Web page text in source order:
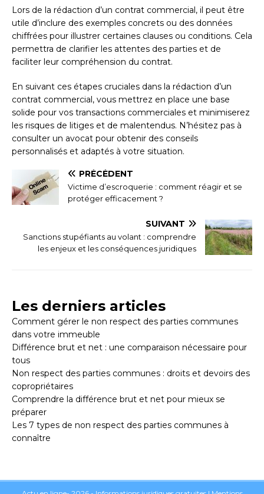
Lors de la rédaction d’un contrat commercial, il peut être
utile d’inclure des exemples concrets ou des données
chiffrées pour illustrer certaines clauses ou conditions. Cela
permettra de clarifier les attentes des parties et de
faciliter leur compréhension du contrat.
En suivant ces étapes cruciales dans la rédaction d’un
contrat commercial, vous mettrez en place une base
solide pour vos transactions commerciales et minimiserez
les risques de litiges et de malentendus. N’hésitez pas à
consulter un avocat pour obtenir des conseils
personnalisés et adaptés à votre situation.
PRÉCÉDENT
Victime d’escroquerie : comment réagir et se
protéger efficacement ?
SUIVANT
Sanctions stupéfiants au volant : comprendre
les enjeux et les conséquences juridiques
Les derniers articles
Comment gérer le non respect des parties communes
dans votre immeuble
Différence brut et net : une comparaison nécessaire pour
tous
Non respect des parties communes : droits et devoirs des
copropriétaires
Comprendre la différence brut et net pour mieux se
préparer
Les 7 types de non respect des parties communes à
connaître